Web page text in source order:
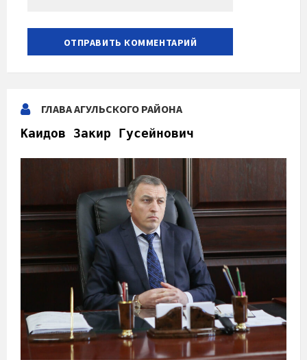
ГЛАВА АГУЛЬСКОГО РАЙОНА
Каидов Закир Гусейнович